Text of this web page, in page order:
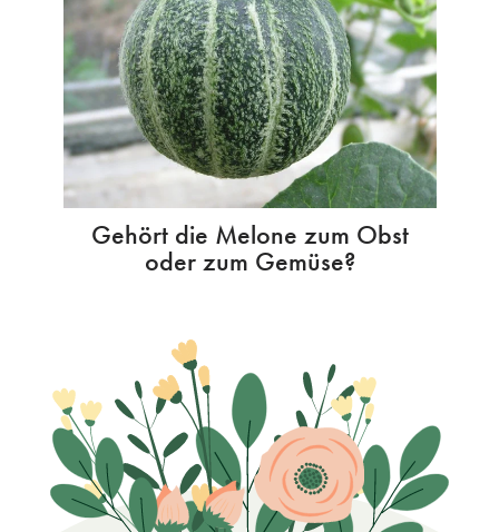
Gehört die Melone zum Obst
oder zum Gemüse?